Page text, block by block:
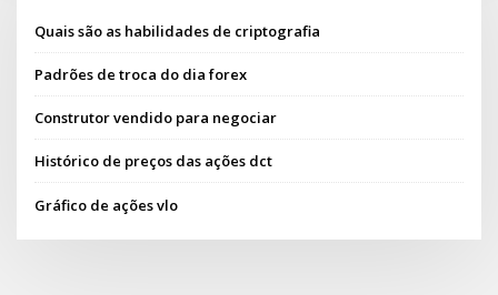
Quais são as habilidades de criptografia
Padrões de troca do dia forex
Construtor vendido para negociar
Histórico de preços das ações dct
Gráfico de ações vlo